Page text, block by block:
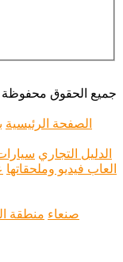
جميع الحقوق محفوظة
الصفحة الرئيسية
الدليل التجاري
العاب فيديو وملحقاتها
صنعاء منطقة